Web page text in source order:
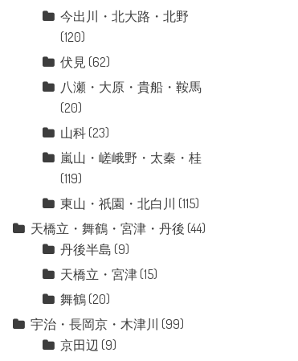
今出川・北大路・北野
(120)
伏見 (62)
八瀬・大原・貴船・鞍馬
(20)
山科 (23)
嵐山・嵯峨野・太秦・桂
(119)
東山・祇園・北白川 (115)
天橋立・舞鶴・宮津・丹後 (44)
丹後半島 (9)
天橋立・宮津 (15)
舞鶴 (20)
宇治・長岡京・木津川 (99)
京田辺 (9)